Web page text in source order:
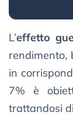
L’effetto
rendimento,
in
7% è
trattandosi